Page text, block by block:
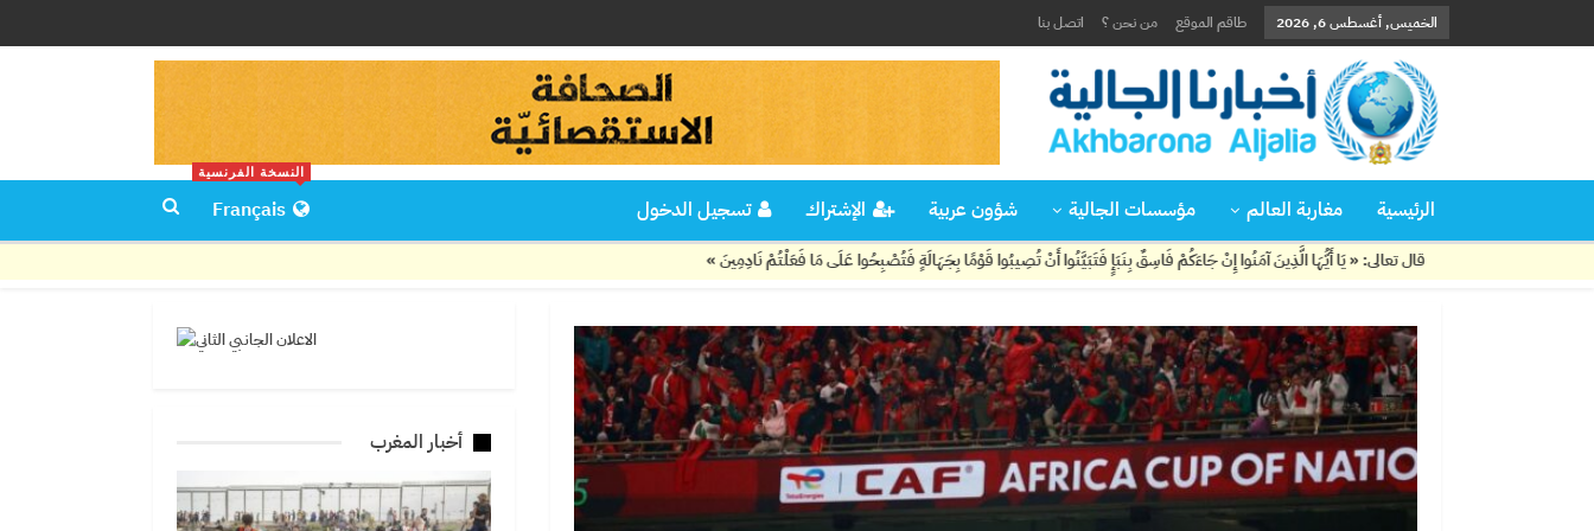
الخميس, أغسطس 6, 2026 طاقم الموقع من نحن ؟ اتصل بنا
الرئيسية مغاربة العالم مؤسسات الجالية شؤون عربية الإشتراك تسجيل الدخول Français
النسخة الفرنسية
قال تعالى: « يَا أَيُّهَا الَّذِينَ آمَنُوا إِنْ جَاءَكُمْ فَاسِقٌ بِنَبَإٍ فَتَبَيَّنُوا أَنْ تُصِيبُوا قَوْمًا بِجَهَالَةٍ فَتُصْبِحُوا عَلَى مَا فَعَلْتُمْ نَادِمِينَ »
أخبار المغرب